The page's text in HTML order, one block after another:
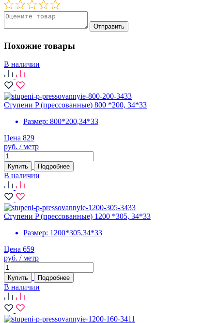
Отправить
Похожие товары
В наличии
Ступени P (прессованные) 800 *200, 34*33
Размер: 800*200,34*33
Цена 829
руб. / метр
Купить Подробнее
В наличии
Ступени P (прессованные) 1200 *305, 34*33
Размер: 1200*305,34*33
Цена 659
руб. / метр
Купить Подробнее
В наличии